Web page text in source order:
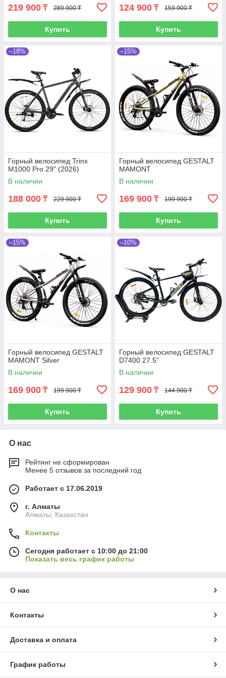
219 900 ₸ 289 900 ₸
Купить
124 900 ₸ 159 900 ₸
Купить
–18%
Горный велосипед Trinx
M1000 Pro 29" (2026)
В наличии
188 000 ₸ 229 900 ₸
Купить
–15%
Горный велосипед GESTALT
MAMONT
В наличии
169 900 ₸ 199 900 ₸
Купить
–15%
Горный велосипед GESTALT
MAMONT Silver
В наличии
169 900 ₸ 199 900 ₸
Купить
–10%
Горный велосипед GESTALT
D7400 27.5"
В наличии
129 900 ₸ 144 900 ₸
Купить
О нас
Рейтинг не сформирован
Менее 5 отзывов за последний год
Работает с 17.06.2019
г. Алматы
Алматы, Казахстан
Контакты
Сегодня работает с 10:00 до 21:00
Показать весь график работы
О нас
Контакты
Доставка и оплата
График работы